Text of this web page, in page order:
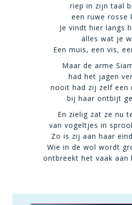
riep in zijn taal
een ruwe rosse
Je vindt hier langs
alles wat je
Een muis, een vis,
Maar de arme
had het jagen
nooit had zij zelf een
bij haar ontbijt
En zielig zat ze nu
van vogeltjes in
Zo is zij aan haar
Wie in de wol wordt
ontbreekt het vaak aan